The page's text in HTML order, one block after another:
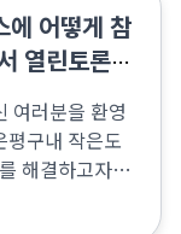
에 어떻게 참
열린토론
여러분을 환영
평구내 작은도
해결하고자
위한 제안을